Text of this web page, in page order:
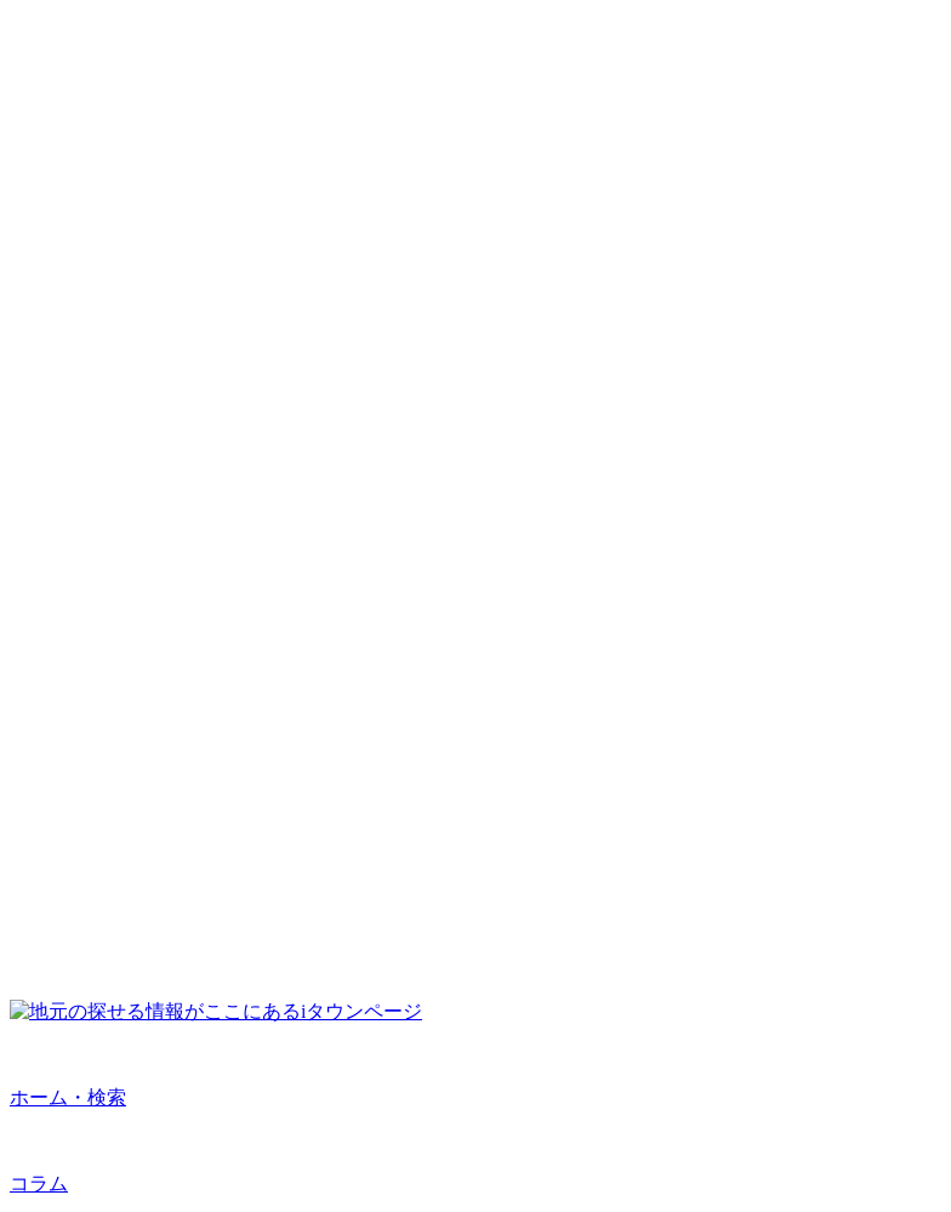
ホーム・検索
コラム